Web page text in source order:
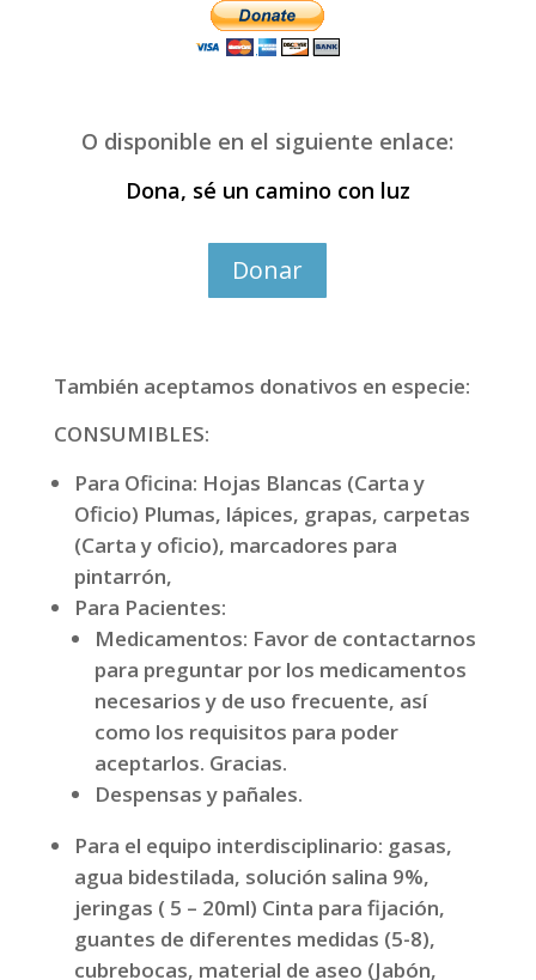
O disponible en el siguiente enlace:
Dona, sé un camino con luz
Donar
También aceptamos donativos en especie:
CONSUMIBLES:
Para Oficina: Hojas Blancas (Carta y
Oficio) Plumas, lápices, grapas, carpetas
(Carta y oficio), marcadores para
pintarrón,
Para Pacientes:
Medicamentos: Favor de contactarnos
para preguntar por los medicamentos
necesarios y de uso frecuente, así
como los requisitos para poder
aceptarlos. Gracias.
Despensas y pañales.
Para el equipo interdisciplinario: gasas,
agua bidestilada, solución salina 9%,
jeringas ( 5 – 20ml) Cinta para fijación,
guantes de diferentes medidas (5-8),
cubrebocas, material de aseo (Jabón,